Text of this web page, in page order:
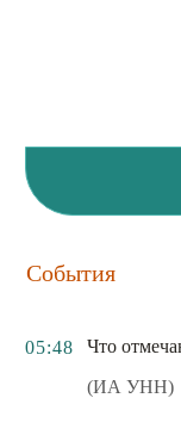
События
05:48
Что
(ИА УНН)